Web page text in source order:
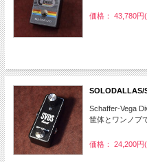
価格： 43,780円
SOLODALLAS/
Schaffer-Vega
筐体とワンノブ
価格： 24,200円